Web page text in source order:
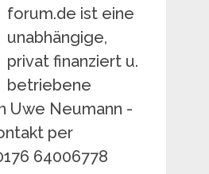
forum.de ist eine
unabhängige,
privat finanziert u.
betriebene
Uwe Neumann -
per
64006778